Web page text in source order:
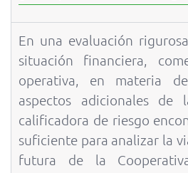
En una evaluación
situación financiera,
operativa, en materia
aspectos adicionales de
calificadora de riesgo
suficiente para analizar la
futura de la